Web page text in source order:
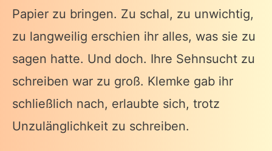
Papier zu bringen. Zu schal, zu unwichtig,
zu langweilig erschien ihr alles, was sie zu
sagen hatte. Und doch. Ihre Sehnsucht zu
schreiben war zu groß. Klemke gab ihr
schließlich nach, erlaubte sich, trotz
Unzulänglichkeit zu schreiben.